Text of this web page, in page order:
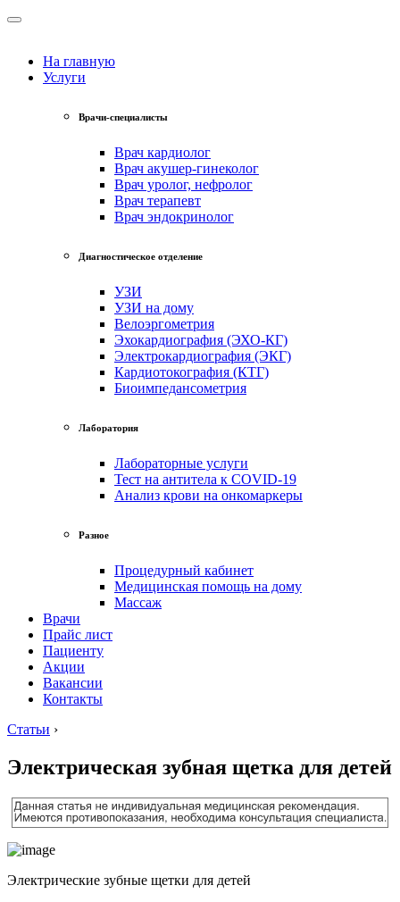
На главную
Услуги
Врачи-специалисты
Врач кардиолог
Врач акушер-гинеколог
Врач уролог, нефролог
Врач терапевт
Врач эндокринолог
Диагностическое отделение
УЗИ
УЗИ на дому
Велоэргометрия
Эхокардиография (ЭХО-КГ)
Электрокардиография (ЭКГ)
Кардиотокография (КТГ)
Биоимпедансометрия
Лаборатория
Лабораторные услуги
Тест на антитела к COVID-19
Анализ крови на онкомаркеры
Разное
Процедурный кабинет
Медицинская помощь на дому
Массаж
Врачи
Прайс лист
Пациенту
Акции
Вакансии
Контакты
Статьи ›
Электрическая зубная щетка для детей
Электрические зубные щетки для детей